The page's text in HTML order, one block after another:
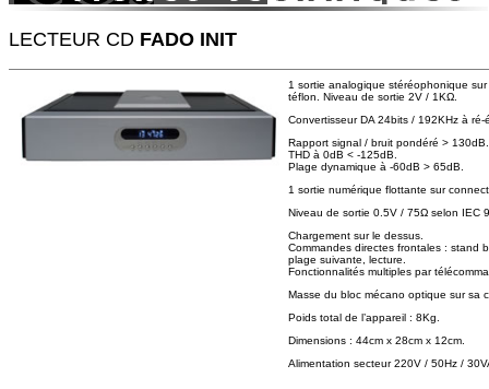
LECTEUR CD FADO INIT
1 sortie analogique stéréophonique
téflon. Niveau de sortie 2V / 1KΩ.
Convertisseur DA 24bits / 192KHz à
Rapport signal / bruit pondéré > 130dB.
THD à 0dB < -125dB.
Plage dynamique à -60dB > 65dB.
1 sortie numérique flottante sur
Niveau de sortie 0.5V / 75Ω selon IEC
Chargement sur le dessus.
Commandes directes frontales : stand
plage suivante, lecture.
Fonctionnalités multiples par
Masse du bloc mécano optique sur sa
Poids total de l’appareil : 8Kg.
Dimensions : 44cm x 28cm x 12cm.
Alimentation secteur 220V / 50Hz /